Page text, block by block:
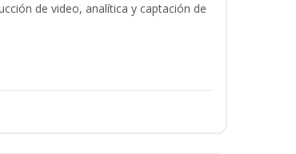
de video, analítica y captación de